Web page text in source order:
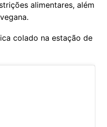
alimentares, além
colado na estação de